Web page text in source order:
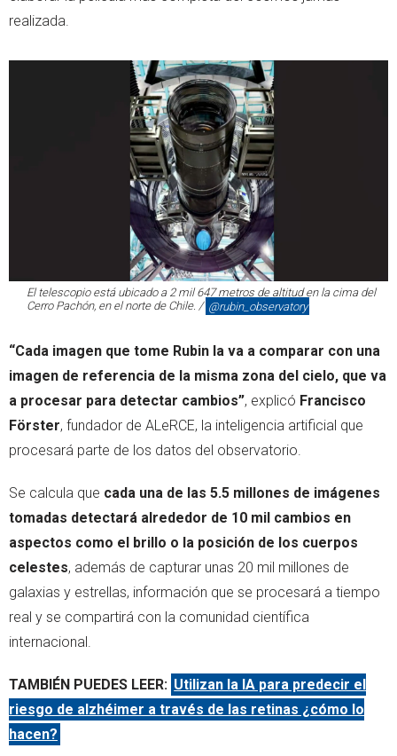
realizada.
El telescopio está ubicado a 2 mil 647 metros de altitud en la cima del
Cerro Pachón, en el norte de Chile. / @rubin_observatory
“Cada imagen que tome Rubin la va a comparar con una
imagen de referencia de la misma zona del cielo, que va
a procesar para detectar cambios”, explicó Francisco
Förster, fundador de ALeRCE, la inteligencia artificial que
procesará parte de los datos del observatorio.
Se calcula que cada una de las 5.5 millones de imágenes
tomadas detectará alrededor de 10 mil cambios en
aspectos como el brillo o la posición de los cuerpos
celestes, además de capturar unas 20 mil millones de
galaxias y estrellas, información que se procesará a tiempo
real y se compartirá con la comunidad científica
internacional.
TAMBIÉN PUEDES LEER: Utilizan la IA para predecir el
riesgo de alzhéimer a través de las retinas ¿cómo lo
hacen?